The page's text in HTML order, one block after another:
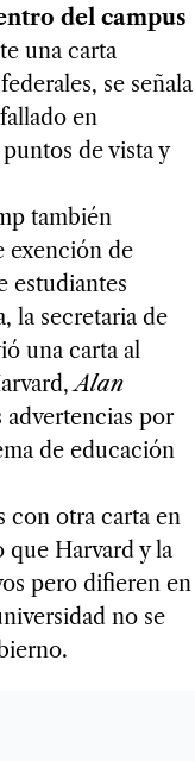
del campus
una carta
se señala
en
de vista y
también
exención de
estudiantes
la secretaria de
una carta al
Alan
advertencias por
de educación
con otra carta en
que Harvard y la
pero difieren en
no se